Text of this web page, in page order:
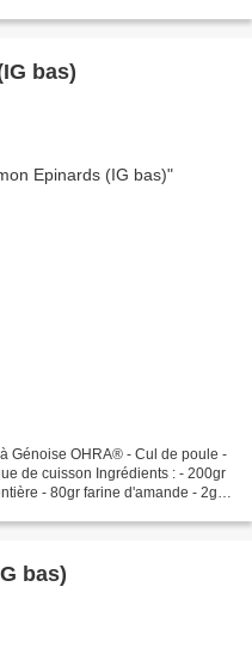
bas)
Génoise OHRA® - Cul de poule -
de cuisson Ingrédients : - 200gr
- 80gr farine d'amande - 2gr
bas)